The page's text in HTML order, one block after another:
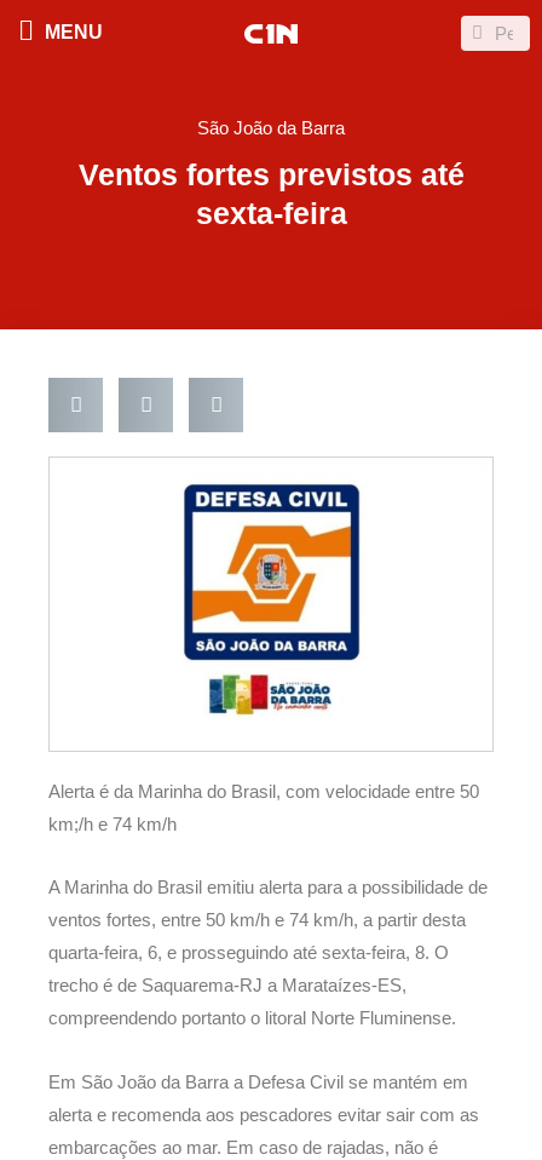
para
MENU Search
Search
São João da Barra
Ventos fortes previstos até
sexta-feira
Alerta é da Marinha do Brasil, com velocidade entre 50
km;/h e 74 km/h
A Marinha do Brasil emitiu alerta para a possibilidade de
ventos fortes, entre 50 km/h e 74 km/h, a partir desta
quarta-feira, 6, e prosseguindo até sexta-feira, 8. O
trecho é de Saquarema-RJ a Marataízes-ES,
compreendendo portanto o litoral Norte Fluminense.
Em São João da Barra a Defesa Civil se mantém em
alerta e recomenda aos pescadores evitar sair com as
embarcações ao mar. Em caso de rajadas, não é